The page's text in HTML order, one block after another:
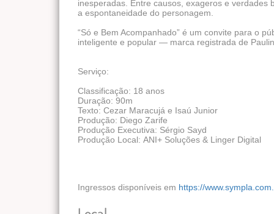
inesperadas. Entre causos, exageros e
a espontaneidade do personagem.
“Só e Bem Acompanhado” é um convite para o
inteligente e popular — marca registrada de
Serviço:
Classificação: 18 anos
Duração: 90m
Texto: Cezar Maracujá e Isaú Junior
Produção: Diego Zarife
Produção Executiva: Sérgio Sayd
Produção Local: ANI+ Soluções & Linger Digital
Ingressos disponíveis em https://